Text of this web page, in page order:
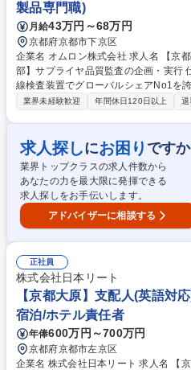
製品専門職)
月給43万円～68万円
京都府京都市下京区
企業名 オムロン株式会社 求人名 【京都/グローバル購買・品質・物流本
部】サプライヤ品質監査の企画・実行 仕事の内容 海外売上比率80％、X
線検査装置でグローバルシェアNo1を
半導体に対して以下の業務を担っていただきます。 ■
改定、教育） ■社内外関係者との折衝
マネジメントを実施する ■サプライヤ監査プロセ
都/グローバル購買・品質・物流本部】
業界未経験歓迎 年間休日120日以上 退
求人探しにお困り ですか
業界トップクラスの求人件数から
あなたの力を最大限に発揮できる
求人探しをお手伝いします。
アドバイザーに相談する
正社員
株式会社日本リート
【京都大原】支配人(英語対
宿泊/ホテル責任者
年俸600万円～700万円
京都府京都市左京区
企業名 株式会社日本リート 求人名 【京都大原】支配人（英語対応）/一日